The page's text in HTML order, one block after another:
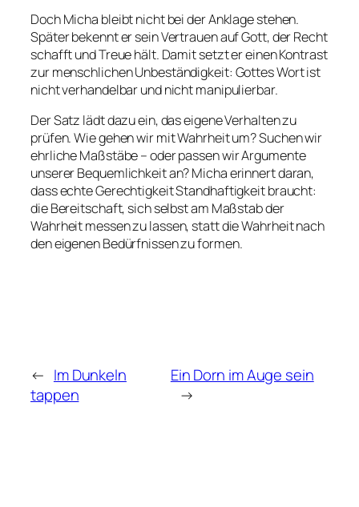
Doch Micha bleibt nicht bei der Anklage stehen.
Später bekennt er sein Vertrauen auf Gott, der Recht
schafft und Treue hält. Damit setzt er einen Kontrast
zur menschlichen Unbeständigkeit: Gottes Wort ist
nicht verhandelbar und nicht manipulierbar.
Der Satz lädt dazu ein, das eigene Verhalten zu
prüfen. Wie gehen wir mit Wahrheit um? Suchen wir
ehrliche Maßstäbe – oder passen wir Argumente
unserer Bequemlichkeit an? Micha erinnert daran,
dass echte Gerechtigkeit Standhaftigkeit braucht:
die Bereitschaft, sich selbst am Maßstab der
Wahrheit messen zu lassen, statt die Wahrheit nach
den eigenen Bedürfnissen zu formen.
← Im Dunkeln
tappen
Ein Dorn im Auge sein
→